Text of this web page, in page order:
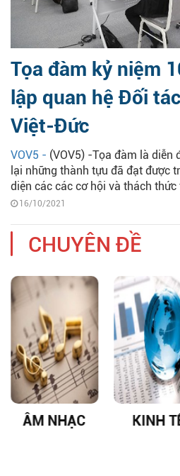
Tọa đàm kỷ niệm
lập quan hệ Đối
Việt-Đức
VOV5 - (VOV5) -Tọa đàm là diễn
lại những thành tựu đã đạt được
diện các các cơ hội và thách
16/10/2021
CHUYÊN ĐỀ
ÂM NHẠC KINH